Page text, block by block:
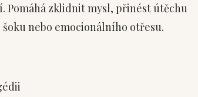
Pomáhá zklidnit mysl, přinést útěchu
nebo emocionálního otřesu.